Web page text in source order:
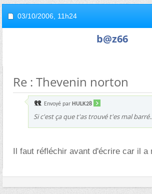
03/10/2006, 11h24
b@z66
Re : Thevenin norton
Envoyé par HULK28
Si c'est ça que t'as trouvé t'es mal
Il faut réfléchir avant d'écrire car il a